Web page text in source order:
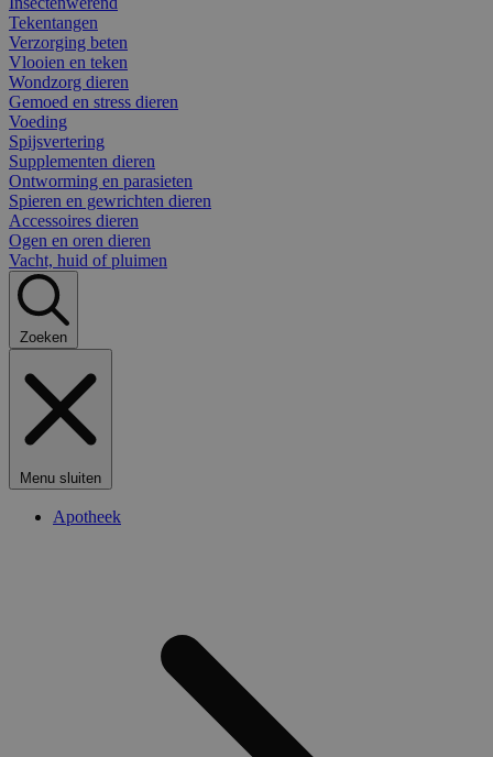
Tekentangen
Verzorging beten
Vlooien en teken
Wondzorg dieren
Gemoed en stress dieren
Voeding
Spijsvertering
Supplementen dieren
Ontworming en parasieten
Spieren en gewrichten dieren
Accessoires dieren
Ogen en oren dieren
Vacht, huid of pluimen
Zoeken
Menu sluiten
Apotheek